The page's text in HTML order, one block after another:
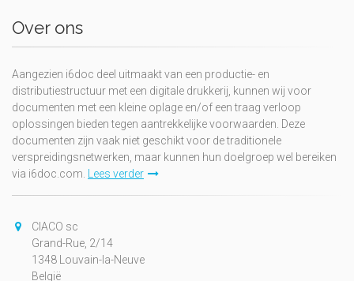
Over ons
Aangezien i6doc deel uitmaakt van een productie- en
distributiestructuur met een digitale drukkerij, kunnen wij voor
documenten met een kleine oplage en/of een traag verloop
oplossingen bieden tegen aantrekkelijke voorwaarden. Deze
documenten zijn vaak niet geschikt voor de traditionele
verspreidingsnetwerken, maar kunnen hun doelgroep wel bereiken
via i6doc.com. Lees verder
CIACO sc
Grand-Rue, 2/14
1348 Louvain-la-Neuve
België